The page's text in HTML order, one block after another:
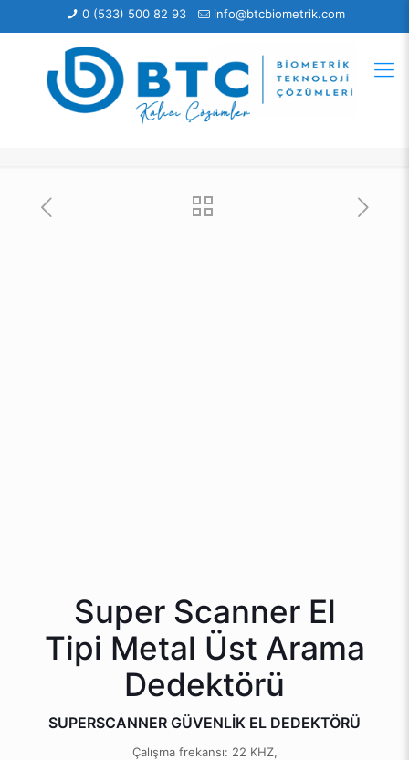
0 (533) 500 82 93 info@btcbiometrik.com
Super Scanner El
Tipi Metal Üst Arama
Dedektörü
SUPERSCANNER GÜVENLİK EL DEDEKTÖRÜ
Çalışma frekansı: 22 KHZ,